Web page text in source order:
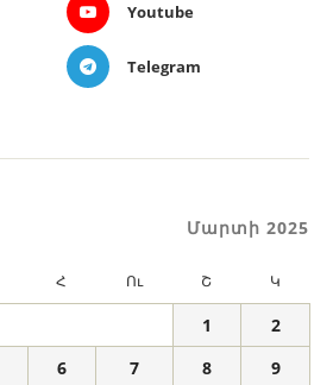
Youtube
Telegram
Մարտի 2025
Հ Ու Շ Կ
1
2
6 7 8
9